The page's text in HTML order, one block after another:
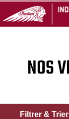
NOS
Filtrer & Trier